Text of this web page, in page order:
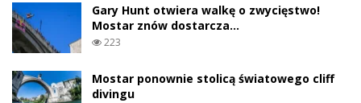
Gary Hunt otwiera walkę o zwycięstwo!
Mostar znów dostarcza…
223
Mostar ponownie stolicą światowego cliff
divingu